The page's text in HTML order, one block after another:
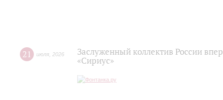
21 июля 2026
Заслуженный коллектив России
«Сириус»